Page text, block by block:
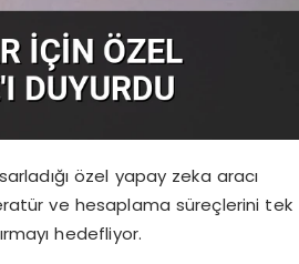
özel yapay zeka aracı
ve hesaplama süreçlerini tek
hedefliyor.